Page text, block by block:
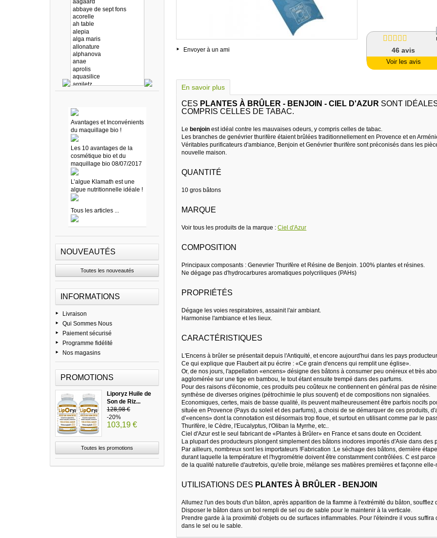
Avantages et Inconvénients
du maquillage bio !
Les 10 avantages de la
cosmétique bio et du
maquillage bio 08/07/2017
L’algue Klamath est une
algue nutritionnelle idéale !
Tous les articles ...
NOUVEAUTÉS
Toutes les nouveautés
INFORMATIONS
Livraison
Qui Sommes Nous
Paiement sécurisé
Programme fidélité
Nos magasins
PROMOTIONS
Liporyz Huile de
Son de Riz...
128,98 €
-20%
103,19 €
Toutes les promotions
Envoyer à un ami 46avis
Voir les avis
En savoir plus
CES PLANTES À BRÛLER - BENJOIN - CIEL D'AZUR SONT
COMPRIS CELLES DE TABAC.
Lebenjoin est idéal contre les mauvaises odeurs, y compris celles de tabac.
Les branches de genévrier thurifère étaient brûlées traditionnellement en Provence et en
Véritables purificateurs d'ambiance, Benjoin et Genévrier thurifère sont préconisés dans les
nouvelle maison.
QUANTITÉ
10 gros bâtons
MARQUE
Voir tous les produits de la marque :Ciel d'Azur
COMPOSITION
Principaux composants : Genevrier Thurifère et Résine de Benjoin. 100% plantes et résines.
Ne dégage pas d'hydrocarbures aromatiques polycriliques (PAHs)
PROPRIÉTÉS
Dégage les voies respiratoires, assainit l'air ambiant.
Harmonise l'ambiance et les lieux.
CARACTÉRISTIQUES
L'Encens à brûler se présentait depuis l'Antiquité, et encore aujourd'hui dans les pays
Ce qui explique que Flaubert ait pu écrire : «Ce grain d'encens qui remplit une église».
Or, de nos jours, l'appellation «encens» désigne des bâtons à consumer peu onéreux et très
agglomérée sur une tige en bambou, le tout étant ensuite trempé dans des parfums.
Pour des raisons d'économie, ces produits peu coûteux ne contiennent en général pas de
synthèse de diverses origines (pétrochimie le plus souvent) et de compositions non signalées.
Economiques, certes, mais de basse qualité, ils peuvent malheureusement être parfois nocifs
située en Provence (Pays du soleil et des parfums), a choisi de se démarquer de ces produits,
d'«encens» dont la connotation est désormais trop floue, et surtout en utilisant comme par le
Thurifère, le Cèdre, l'Eucalyptus, l'Oliban la Myrrhe, etc..
Ciel d'Azur est le seul fabricant de «Plantes à Brûler» en France et sans doute en Occident.
La plupart des producteurs plongent simplement des bâtons inodores importés d'Asie dans des
Par ailleurs, nombreux sont les importateurs !Fabrication :Le séchage des bâtons, dernière
durant laquelle la température et l'hygrométrie doivent être constamment contrôlées. C est
de la qualité naturelle d'autrefois, qu'elle broie, mélange ses matières premières et façonne
UTILISATIONS DES PLANTES À BRÛLER - BENJOIN
Allumez l'un des bouts d'un bâton, après apparition de la flamme à l'extrémité du bâton,
Disposer le bâton dans un bol rempli de sel ou de sable pour le maintenir à la verticale.
Prendre garde à la proximité d'objets ou de surfaces inflammables. Pour l'éteindre il vous
dans le sel ou le sable.